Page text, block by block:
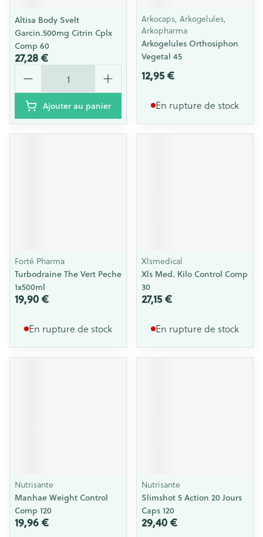
Altisa Body Svelt
Garcin.500mg Citrin Cplx
Comp 60
27,28 €
Quantité
Ajouter au panier
Arkocaps, Arkogelules,
Arkopharma
Arkogelules Orthosiphon
Vegetal 45
12,95 €
En rupture de stock
Forté Pharma
Turbodraine The Vert Peche
1x500ml
19,90 €
En rupture de stock
Xlsmedical
Xls Med. Kilo Control Comp
30
27,15 €
En rupture de stock
Nutrisante
Manhae Weight Control
Comp 120
19,96 €
Nutrisante
Slimshot 5 Action 20 Jours
Caps 120
29,40 €